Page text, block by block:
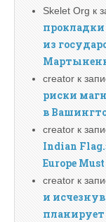
Skelet Org к
из
creator к
риски
в
creator к
Indian
Europe
creator к
и
планирует